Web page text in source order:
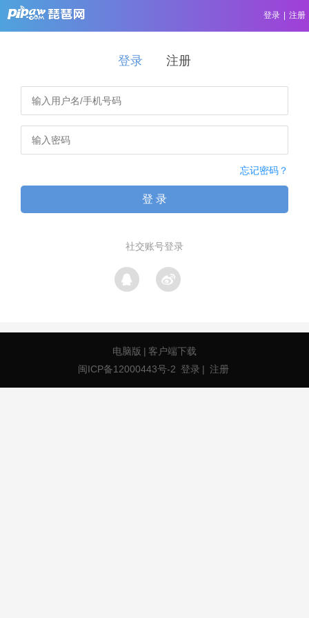
登录 注册
登录 注册
忘记密码？
登 录
社交账号登录
电脑版 | 客户端下载
闽ICP备12000443号-2 登录 | 注册